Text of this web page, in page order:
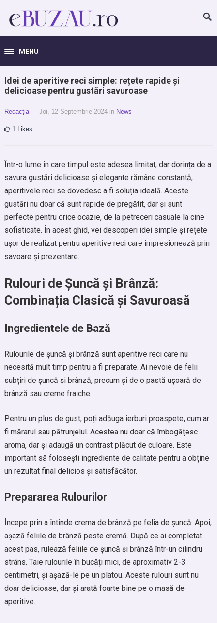
MENU
Idei de aperitive reci simple: rețete rapide și
delicioase pentru gustări savuroase
Redacția — Joi, 12 Septembrie 2024 in News
1 Likes
Într-o lume în care timpul este adesea limitat, dar dorința de a
savura gustări delicioase și elegante rămâne constantă,
aperitivele reci se dovedesc a fi soluția ideală. Aceste
gustări nu doar că sunt rapide de pregătit, dar și sunt
perfecte pentru orice ocazie, de la petreceri casuale la cine
sofisticate. În acest ghid, vei descoperi idei simple și rețete
ușor de realizat pentru aperitive reci care impresionează prin
savoare și prezentare.
Rulouri de Șuncă și Brânză:
Combinația Clasică și Savuroasă
Ingredientele de Bază
Rulourile de șuncă și brânză sunt aperitive reci care nu
necesită mult timp pentru a fi preparate. Ai nevoie de felii
subțiri de șuncă și brânză, precum și de o pastă ușoară de
brânză sau creme fraiche.
Pentru un plus de gust, poți adăuga ierburi proaspete, cum ar
fi mărarul sau pătrunjelul. Acestea nu doar că îmbogățesc
aroma, dar și adaugă un contrast plăcut de culoare. Este
important să folosești ingrediente de calitate pentru a obține
un rezultat final delicios și satisfăcător.
Prepararea Rulourilor
Începe prin a întinde crema de brânză pe felia de șuncă. Apoi,
așază feliile de brânză peste cremă. După ce ai completat
acest pas, rulează feliile de șuncă și brânză într-un cilindru
strâns. Taie rulourile în bucăți mici, de aproximativ 2-3
centimetri, și așază-le pe un platou. Aceste rulouri sunt nu
doar delicioase, dar și arată foarte bine pe o masă de
aperitive.